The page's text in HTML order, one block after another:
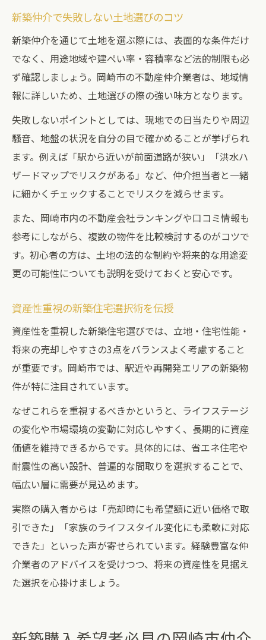
新築仲介で失敗しない土地選びのコツ
新築仲介を通じて土地を選ぶ際には、表面的な条件だけ
でなく、用途地域や建ぺい率・容積率など法的制限も必
ず確認しましょう。岡崎市の不動産仲介業者は、地域情
報に詳しいため、土地選びの際の強い味方となります。
失敗しないポイントとしては、現地での日当たりや周辺
騒音、地盤の状況を自分の目で確かめることが挙げられ
ます。例えば「駅から近いが前面道路が狭い」「洪水ハ
ザードマップでリスクがある」など、仲介担当者と一緒
に細かくチェックすることでリスクを減らせます。
また、岡崎市内の不動産会社ランキングや口コミ情報も
参考にしながら、複数の物件を比較検討するのがコツで
す。初心者の方は、土地の法的な制約や将来的な用途変
更の可能性についても説明を受けておくと安心です。
資産性重視の新築住宅選択術を伝授
資産性を重視した新築住宅選びでは、立地・住宅性能・
将来の売却しやすさの3点をバランスよく考慮すること
が重要です。岡崎市では、駅近や再開発エリアの新築物
件が特に注目されています。
なぜこれらを重視するべきかというと、ライフステージ
の変化や市場環境の変動に対応しやすく、長期的に資産
価値を維持できるからです。具体的には、省エネ住宅や
耐震性の高い設計、普遍的な間取りを選択することで、
幅広い層に需要が見込めます。
実際の購入者からは「売却時にも希望額に近い価格で取
引できた」「家族のライフスタイル変化にも柔軟に対応
できた」といった声が寄せられています。経験豊富な仲
介業者のアドバイスを受けつつ、将来の資産性を見据え
た選択を心掛けましょう。